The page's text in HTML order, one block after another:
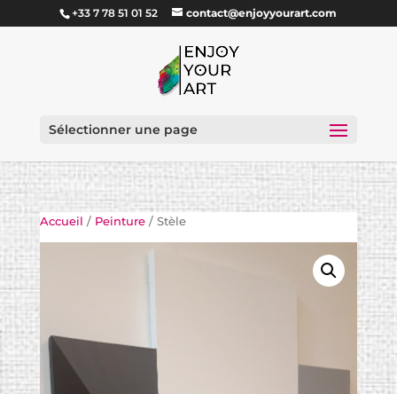
+33 7 78 51 01 52 contact@enjoyyourart.com
Sélectionner une page
Accueil / Peinture/ Stèle